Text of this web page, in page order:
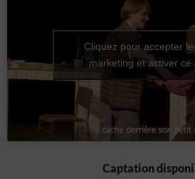
Cliquez pour accepter
marketing et activer ce
Captation